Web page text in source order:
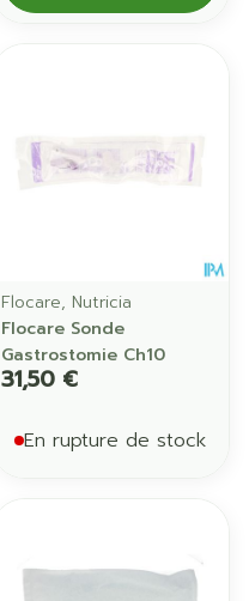
Flocare, Nutricia
Flocare Sonde
Gastrostomie Ch10
31,50 €
En rupture de stock